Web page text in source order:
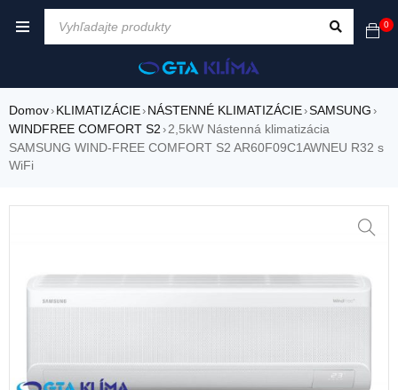
0
Domov› KLIMATIZÁCIE› NÁSTENNÉ KLIMATIZÁCIE›SAMSUNG ›
WINDFREE COMFORT S2 › 2,5kW Nástenná klimatizácia
SAMSUNG WIND-FREE COMFORT S2 AR60F09C1AWNEU R32 s
WiFi